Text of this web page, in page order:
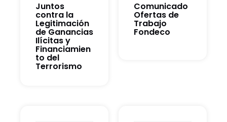
Juntos
contra la
Legitimación
de Ganancias
Ilícitas y
Financiamien
to del
Terrorismo
Comunicado
Ofertas de
Trabajo
Fondeco